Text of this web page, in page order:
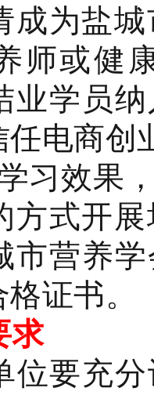
成为盐
师或健
业学员
任电商创
习效果
方式开
市营养
证书。
求
位要充